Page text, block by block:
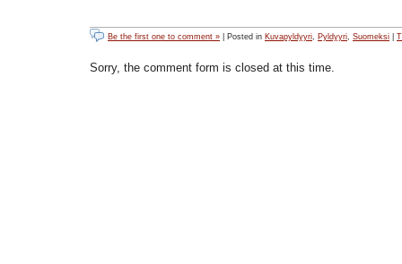
Be the first one to comment » | Posted in Kuvapyldyyri Pyldyyri Suomeksi
Sorry, the comment form is closed at this time.